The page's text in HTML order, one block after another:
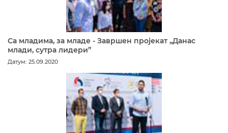
Са младима, за младе - Завршен пројекат „Данас
млади, сутра лидери”
Датум: 25.09.2020